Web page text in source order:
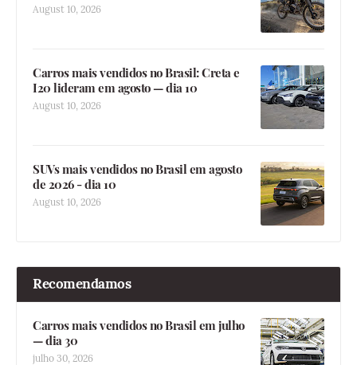
August 10, 2026
Carros mais vendidos no Brasil: Creta e
I20 lideram em agosto — dia 10
August 10, 2026
SUVs mais vendidos no Brasil em agosto
de 2026 - dia 10
August 10, 2026
Recomendamos
Carros mais vendidos no Brasil em julho
— dia 30
julho 30, 2026